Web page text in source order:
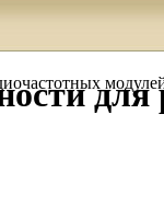
для